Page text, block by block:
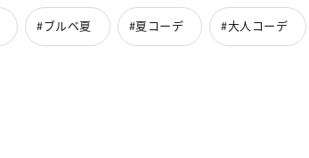
#ブルベ夏 #夏コーデ #大人コーデ